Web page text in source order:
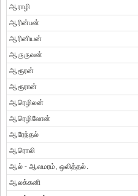
ஆராழி
ஆரின்பன்
ஆரினியன்
ஆருருவன்
ஆரூரன்
ஆரூரான்
ஆரெழிலன்
ஆரெழிலோன்
ஆரேந்தல்
ஆரொலி
ஆல் - ஆலமரம், ஒலித்தல்.
ஆலக்கனி